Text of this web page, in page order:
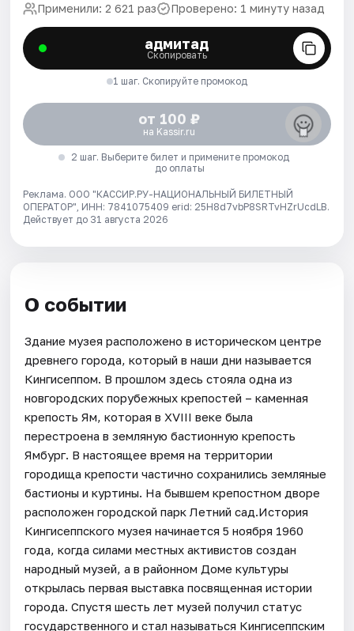
Применили: 2 621 раз Проверено: 1 минуту назад
адмитад
Скопировать
1 шаг. Скопируйте промокод
от 100 ₽
на Kassir.ru
2 шаг. Выберите билет и примените промокод
до оплаты
Реклама. ООО "КАССИР.РУ-НАЦИОНАЛЬНЫЙ БИЛЕТНЫЙ
ОПЕРАТОР", ИНН: 7841075409 erid: 25H8d7vbP8SRTvHZrUcdLB.
Действует до 31 августа 2026
О событии
Здание музея расположено в историческом центре
древнего города, который в наши дни называется
Кингисеппом. В прошлом здесь стояла одна из
новгородских порубежных крепостей – каменная
крепость Ям, которая в XVIII веке была
перестроена в земляную бастионную крепость
Ямбург. В настоящее время на территории
городища крепости частично сохранились земляные
бастионы и куртины. На бывшем крепостном дворе
расположен городской парк Летний сад.История
Кингисеппского музея начинается 5 ноября 1960
года, когда силами местных активистов создан
народный музей, а в районном Доме культуры
открылась первая выставка посвященная истории
города. Спустя шесть лет музей получил статус
государственного и стал называться Кингисеппским